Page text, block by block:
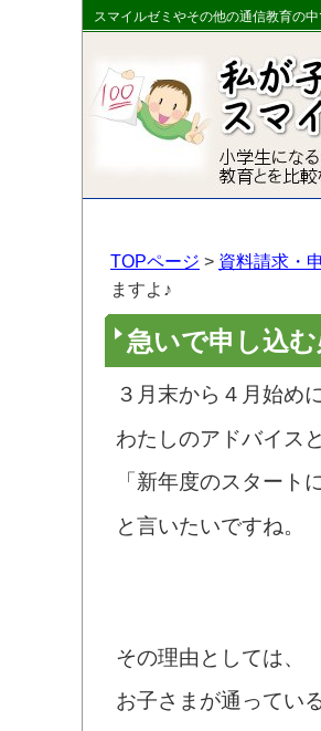
スマイルゼミやその他の通信教育の
TOPページ > 資料請求・
ますよ♪
急いで申し込
３月末から４月始め
わたしのアドバイス
「新年度のスタート
と言いたいですね。
その理由としては、
お子さまが通ってい